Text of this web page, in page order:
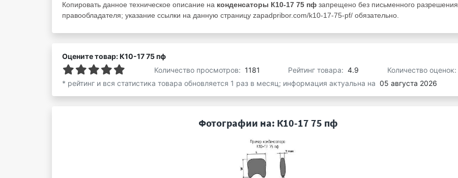
Копировать данное техническое описание на конденсаторы К10-17 75 пф запрещено без письменного разрешения
правообладателя; указание ссылки на данную страницу zapadpribor.com/k10-17-75-pf/ обязательно.
Оцените товар: К10-17 75 пф
Количество просмотров: 1181 Рейтинг товара: 4.9 Количество оценок:
* рейтинг и вся статистика товара обновляется 1 раз в месяц; информация актуальна на 05 августа 2026
Фотографии на: К10-17 75 пф